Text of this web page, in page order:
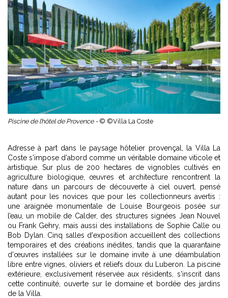
Piscine de l’hôtel de Provence - © ©Villa La Coste
Adresse à part dans le paysage hôtelier provençal, la Villa La
Coste s'impose d'abord comme un véritable domaine viticole et
artistique. Sur plus de 200 hectares de vignobles cultivés en
agriculture biologique, œuvres et architecture rencontrent la
nature dans un parcours de découverte à ciel ouvert, pensé
autant pour les novices que pour les collectionneurs avertis :
une araignée monumentale de Louise Bourgeois posée sur
l’eau, un mobile de Calder, des structures signées Jean Nouvel
ou Frank Gehry, mais aussi des installations de Sophie Calle ou
Bob Dylan. Cinq salles d'exposition accueillent des collections
temporaires et des créations inédites, tandis que la quarantaine
d'œuvres installées sur le domaine invite à une déambulation
libre entre vignes, oliviers et reliefs doux du Luberon. La piscine
extérieure, exclusivement réservée aux résidents, s'inscrit dans
cette continuité, ouverte sur le domaine et bordée des jardins
de la Villa.